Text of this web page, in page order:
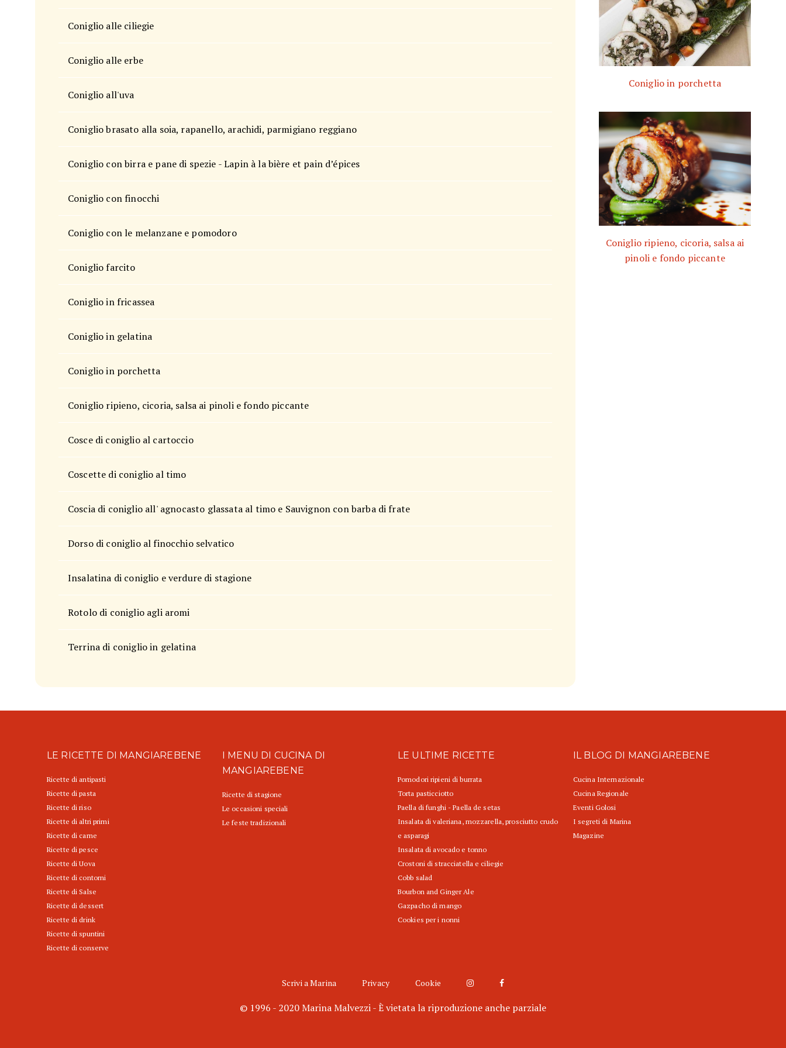
Coniglio alle ciliegie
Coniglio alle erbe
Coniglio all'uva
Coniglio brasato alla soia, rapanello, arachidi, parmigiano reggiano
Coniglio con birra e pane di spezie - Lapin à la bière et pain d’épices
Coniglio con finocchi
Coniglio con le melanzane e pomodoro
Coniglio farcito
Coniglio in fricassea
Coniglio in gelatina
Coniglio in porchetta
Coniglio ripieno, cicoria, salsa ai pinoli e fondo piccante
Cosce di coniglio al cartoccio
Coscette di coniglio al timo
Coscia di coniglio all' agnocasto glassata al timo e Sauvignon con barba di frate
Dorso di coniglio al finocchio selvatico
Insalatina di coniglio e verdure di stagione
Rotolo di coniglio agli aromi
Terrina di coniglio in gelatina
Coniglio in porchetta
Coniglio ripieno, cicoria, salsa ai
pinoli e fondo piccante
LE RICETTE DI MANGIAREBENE
Ricette di antipasti
Ricette di pasta
Ricette di riso
Ricette di altri primi
Ricette di carne
Ricette di pesce
Ricette di Uova
Ricette di contorni
Ricette di Salse
Ricette di dessert
Ricette di drink
Ricette di spuntini
Ricette di conserve
I MENU DI CUCINA DI
MANGIAREBENE
Ricette di stagione
Le occasioni speciali
Le feste tradizionali
LE ULTIME RICETTE
Pomodori ripieni di burrata
Torta pasticciotto
Paella di funghi - Paella de setas
Insalata di valeriana, mozzarella, prosciutto crudo
e asparagi
Insalata di avocado e tonno
Crostoni di stracciatella e ciliegie
Cobb salad
Bourbon and Ginger Ale
Gazpacho di mango
Cookies per i nonni
IL BLOG DI MANGIAREBENE
Cucina Internazionale
Cucina Regionale
Eventi Golosi
I segreti di Marina
Magazine
Scrivi a Marina Privacy Cookie
© 1996 - 2020 Marina Malvezzi - È vietata la riproduzione anche parziale